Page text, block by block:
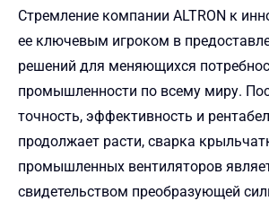
Стремление компании ALTRON к
ее ключевым игроком в
решений для меняющихся
промышленности по всему миру.
точность, эффективность и
продолжает расти, сварка
промышленных вентиляторов
свидетельством преобразующей